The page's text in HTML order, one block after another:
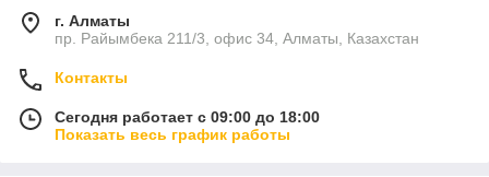
г. Алматы
пр. Райымбека 211/3, офис 34, Алматы, Казахстан
Контакты
Сегодня работает с 09:00 до 18:00
Показать весь график работы